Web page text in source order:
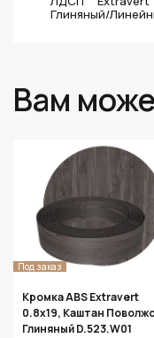
Глиняный/
Вам
Под заказ
Кромка ABS Extravert
0.8х19, Каштан
Глиняный D.523.W01